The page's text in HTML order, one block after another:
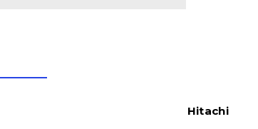
Hitachi